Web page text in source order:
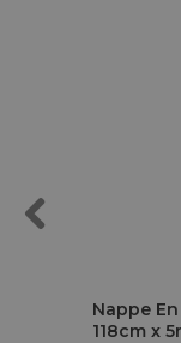
Nappe En
118cm x 5m